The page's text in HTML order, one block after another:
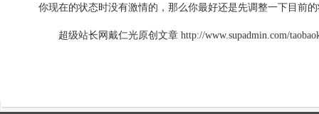
你现在的状态时没有激情的，那么你最好还是先调整一下目前
超级站长网戴仁光原创文章 http://www.supadmin.com/